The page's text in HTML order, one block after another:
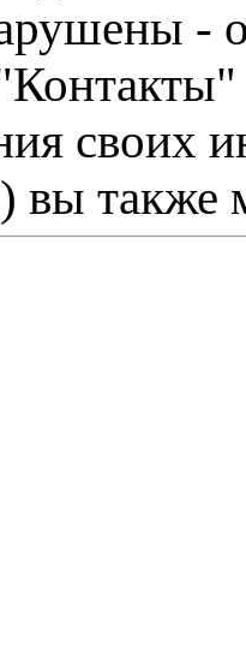
-
своих
вы также